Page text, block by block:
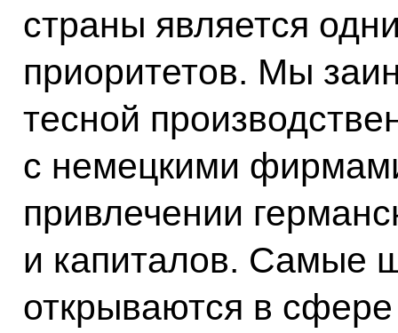
страны является
приоритетов. Мы
тесной
с немецкими
привлечении
и капиталов. Самые
открываются в